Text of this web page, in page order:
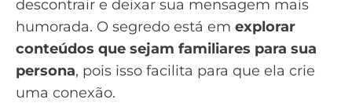
descontrair e deixar sua mensagem mais
humorada. O segredo está em explorar
conteúdos que sejam familiares para sua
persona, pois isso facilita para que ela crie
uma conexão.